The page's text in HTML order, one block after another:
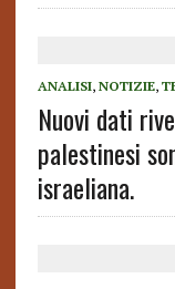
ANALISI, NOTIZIE,
Nuovi dati
palestinesi
israeliana.